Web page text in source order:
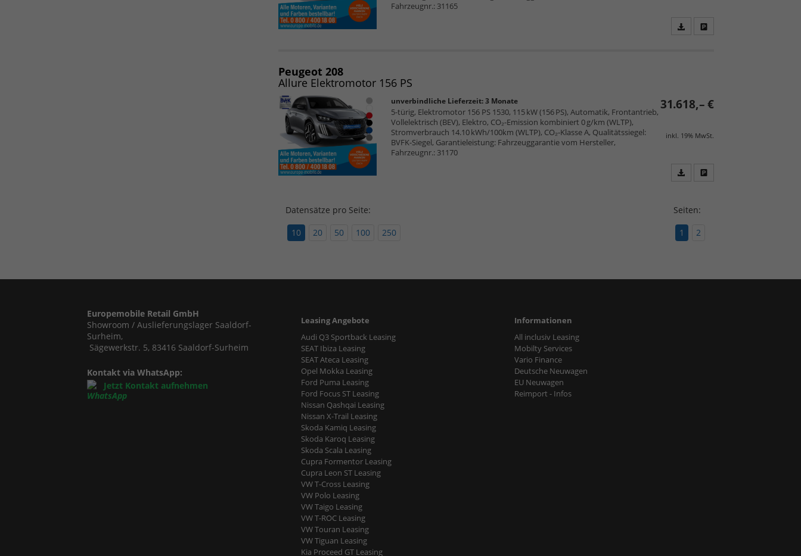
Fahrzeugnr.: 31165
Peugeot 208
Allure Elektromotor 156 PS
31.618,– €
inkl. 19% MwSt.
unverbindliche Lieferzeit:3 Monate
5-türig, Elektromotor 156 PS 1530, 115 kW (156 PS), Automatik, Frontantrieb,
Vollelektrisch (BEV), Elektro, CO₂-Emission kombiniert 0 g/km (WLTP),
Stromverbrauch 14.10 kWh/100km (WLTP), CO₂-Klasse A, Qualitätssiegel:
BVFK-Siegel, Garantieleistung: Fahrzeuggarantie vom Hersteller,
Fahrzeugnr.: 31170
PDF
speichern/drucken
Datensätze pro Seite:
10
20 50 100 250
Seiten:
1
2
Europemobile Retail GmbH
Showroom / Auslieferungslager Saaldorf-
Surheim,
Sägewerkstr. 5, 83416 Saaldorf-Surheim
Kontakt via WhatsApp:
Jetzt Kontakt aufnehmen
Leasing Angebote
Audi Q3 Sportback Leasing
SEAT Ibiza Leasing
SEAT Ateca Leasing
Opel Mokka Leasing
Ford Puma Leasing
Ford Focus ST Leasing
Nissan Qashqai Leasing
Nissan X-Trail Leasing
Skoda Kamiq Leasing
Skoda Karoq Leasing
Skoda Scala Leasing
Cupra Formentor Leasing
Cupra Leon ST Leasing
VW T-Cross Leasing
VW Polo Leasing
VW Taigo Leasing
VW T-ROC Leasing
VW Touran Leasing
VW Tiguan Leasing
Kia Proceed GT Leasing
Informationen
All inclusiv Leasing
Mobilty Services
Vario Finance
Deutsche Neuwagen
EU Neuwagen
Reimport - Infos